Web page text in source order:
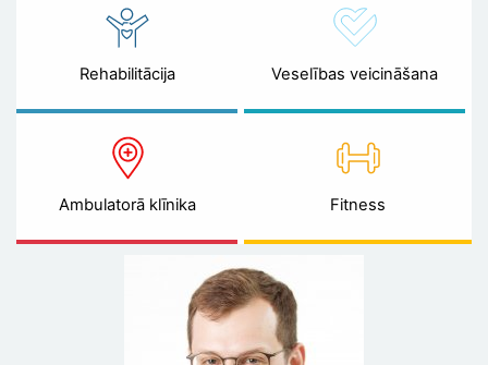
Rehabilitācija Veselības veicināšana
Ambulatorā klīnika Fitness